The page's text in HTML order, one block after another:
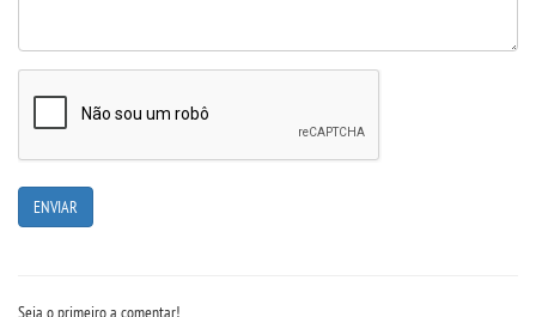
Seja o primeiro a comentar!